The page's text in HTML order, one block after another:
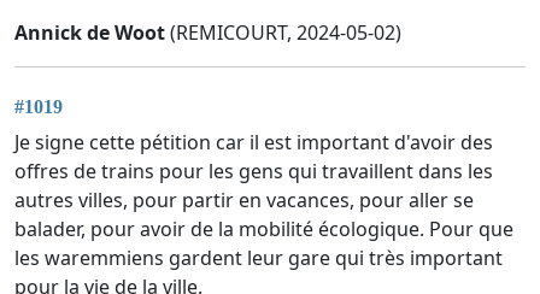
Annick de Woot(REMICOURT, 2024-05-02)
#1019
Je signe cette pétition car il est important d'avoir des
offres de trains pour les gens qui travaillent dans les
autres villes, pour partir en vacances, pour aller se
balader, pour avoir de la mobilité écologique. Pour que
les waremmiens gardent leur gare qui très important
pour la vie de la ville.